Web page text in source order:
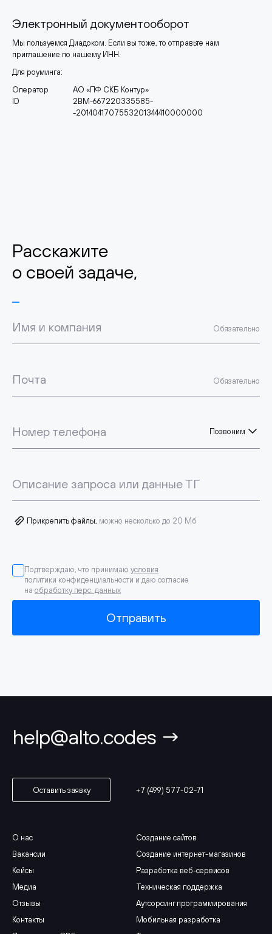
Электронный документооборот
Мы пользуемся Диадоком. Если вы тоже, то отправьте нам
приглашение по нашему ИНН.
Для роуминга:
Оператор
АО «ПФ СКБ Контур»
ID
2BM-667220335585-
-2014041707553201344410000000
Расскажите
о своей задаче,
Имя и компания Обязательно
Почта Обязательно
Номер телефона Позвоним
Описание запроса или данные ТГ
Прикрепить файлы, можно несколько до 20 Мб
Подтверждаю, что принимаю условия
политики конфиденциальности и даю согласие
на обработку перс. данных
Отправить
help@alto.codes →
Оставить заявку +7 (499) 577-02-71
О нас
Вакансии
Кейсы
Медиа
Отзывы
Контакты
Создание сайтов
Создание интернет-магазинов
Разработка веб-сервисов
Техническая поддержка
Аутсорсинг программирования
Мобильная разработка